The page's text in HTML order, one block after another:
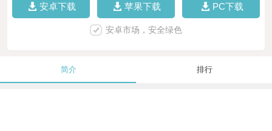
安卓下载 苹果下载 PC下载
安卓市场，安全绿色
简介 排行